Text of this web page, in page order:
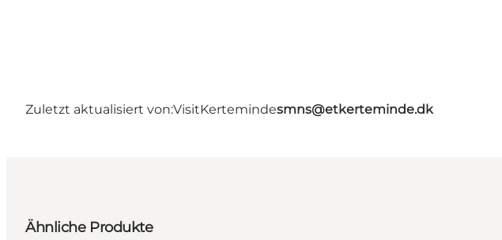
Zuletzt aktualisiert von:VisitKertemindesmns@etkerteminde.dk
Ähnliche Produkte